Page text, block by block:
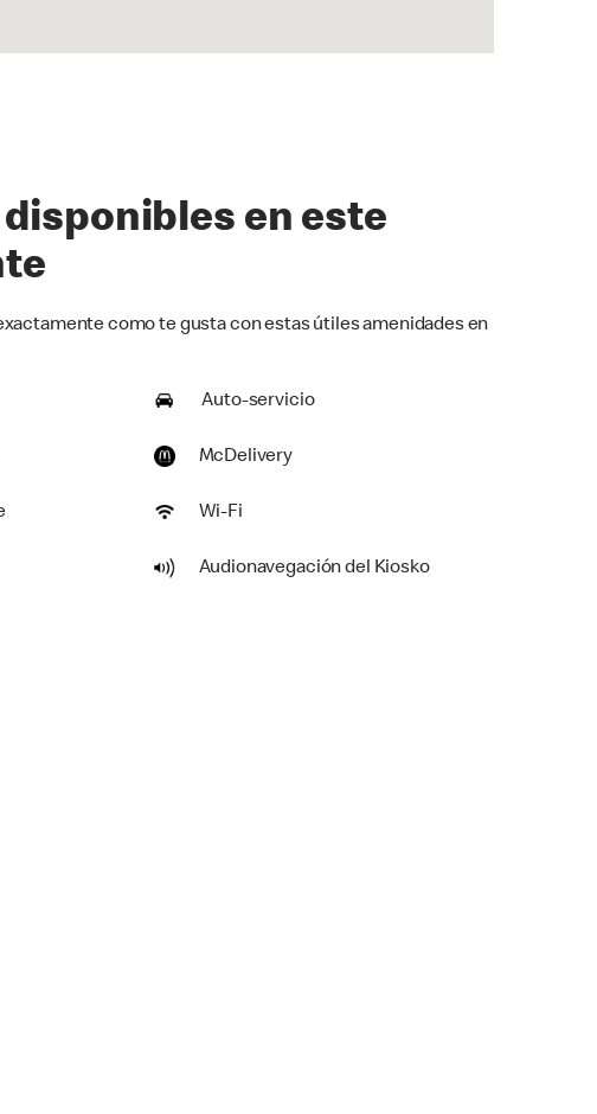
en este
como te gusta con estas útiles amenidades en
Auto-servicio
McDelivery
Wi-Fi
Audionavegación del Kiosko